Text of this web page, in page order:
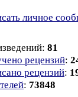
личное
81
рецензий:
рецензий:
: 73848